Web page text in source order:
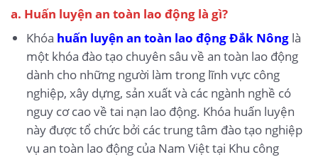
a. Huấn luyện an toàn lao động là gì?
Khóa huấn luyện an toàn lao động Đắk Nônglà
một khóa đào tạo chuyên sâu về an toàn lao động
dành cho những người làm trong lĩnh vực công
nghiệp, xây dựng, sản xuất và các ngành nghề có
nguy cơ cao về tai nạn lao động. Khóa huấn luyện
này được tổ chức bởi các trung tâm đào tạo nghiệp
vụ an toàn lao động của Nam Việt tại Khu công